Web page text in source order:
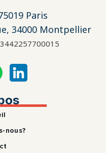
Paris
34000 Montpellier
nous?